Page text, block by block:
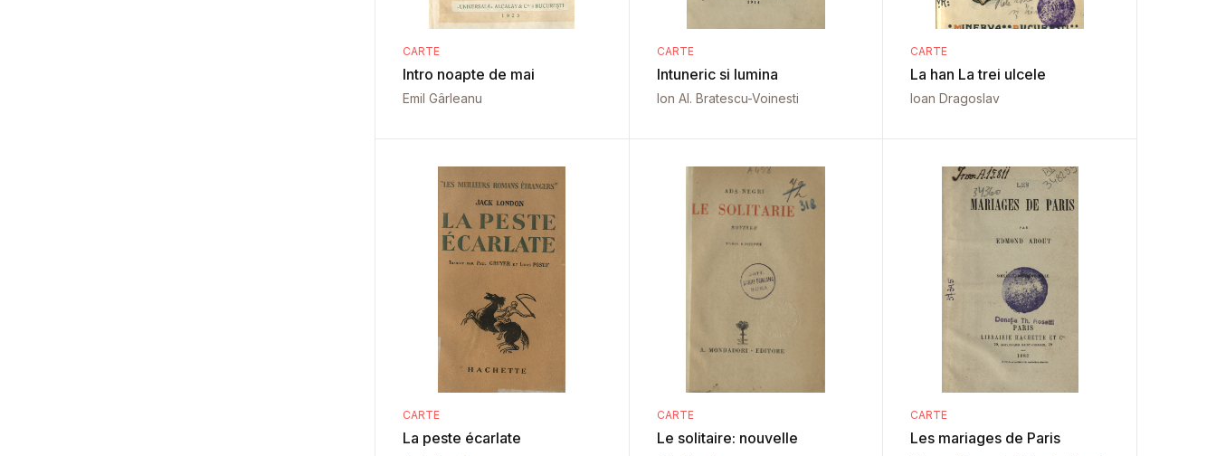
CARTE
Intro noapte de mai
Emil Gârleanu
CARTE
Intuneric si lumina
Ion Al. Bratescu-Voinesti
CARTE
La han La trei ulcele
Ioan Dragoslav
CARTE
La peste écarlate
CARTE
Le solitaire: nouvelle
CARTE
Les mariages de Paris